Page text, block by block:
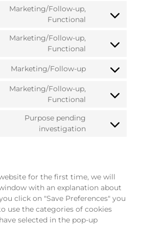
Marketing/Follow-up,
Functional
Marketing/Follow-up,
Functional
Marketing/Follow-up
Marketing/Follow-up,
Functional
Purpose pending
investigation
for the first time, we will
with an explanation about
click on "Save Preferences" you
use the categories of cookies
selected in the pop-up